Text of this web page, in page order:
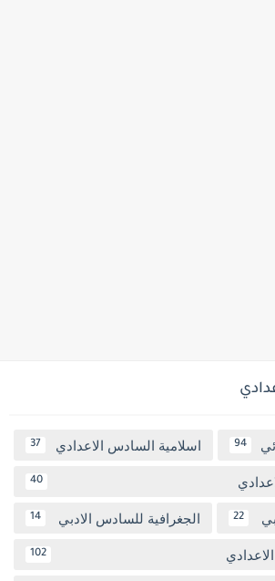
94 اسلامية السادس الاعدادي 37
40
22 الجغرافية للسادس الادبي 14
102